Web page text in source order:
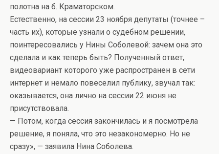
полотна на б. Краматорском.
Естественно, на сессии 23 ноября депутаты (точнее –
часть их), которые узнали о судебном решении,
поинтересовались у Нины Соболевой: зачем она это
сделала и как теперь быть? Полученный ответ,
видеовариант которого уже распространен в сети
интернет и немало повеселил публику, звучал так:
оказывается, она лично на сессии 22 июня не
присутствовала.
— Потом, когда сессия закончилась и я посмотрела
решение, я поняла, что это незакономерно. Но не
сразу», — заявила Нина Соболева.